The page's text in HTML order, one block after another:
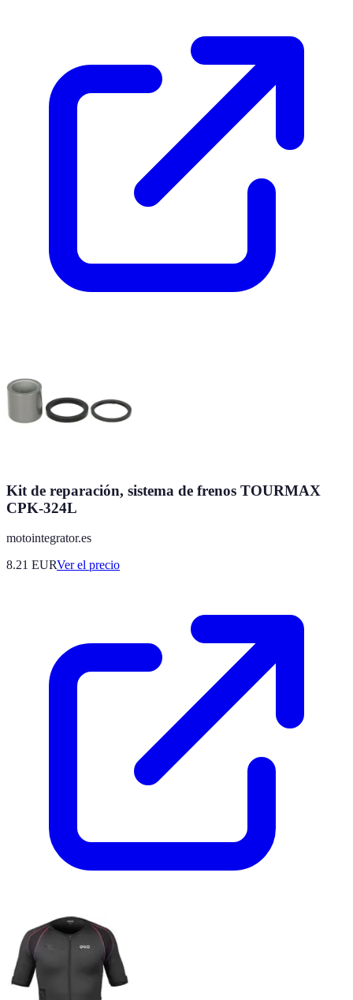
Kit de reparación, sistema de frenos TOURMAX
CPK-324L
motointegrator.es
8.21 EURVer el precio